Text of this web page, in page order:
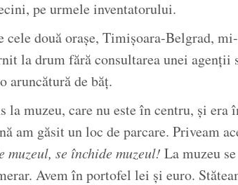
pe urmele inventatorului.
două orașe, Timișoara-Belgrad,
la drum fără consultarea unei agenții
aruncătură de băț.
la muzeu, care nu este în centru, și era
am găsit un loc de parcare. Priveam
muzeul, se închide muzeul! La muzeu
Avem în portofel lei și euro.